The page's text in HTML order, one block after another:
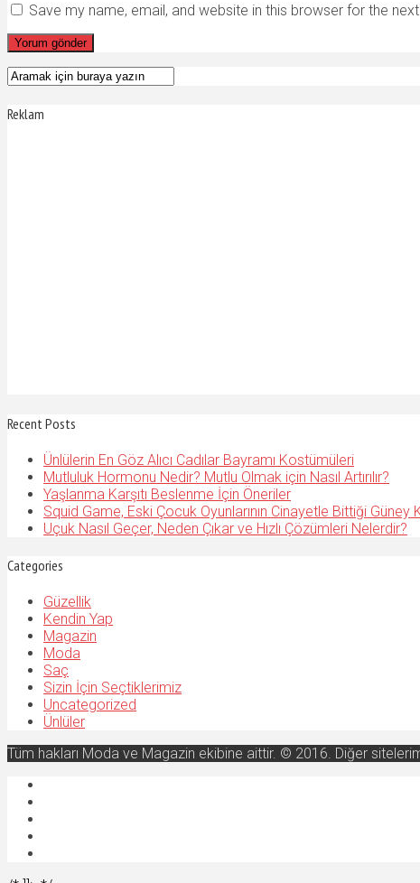
Save my name, email, and website in this browser for the
Reklam
Recent Posts
Ünlülerin En Göz Alıcı Cadılar Bayramı Kostümüleri
Mutluluk Hormonu Nedir? Mutlu Olmak için Nasıl Artırılır?
Yaşlanma Karşıtı Beslenme İçin Öneriler
Squid Game, Eski Çocuk Oyunlarının Cinayetle Bittiği Güney
Uçuk Nasıl Geçer, Neden Çıkar ve Hızlı Çözümleri Nelerdir?
Categories
Güzellik
Kendin Yap
Magazin
Moda
Saç
Sizin İçin Seçtiklerimiz
Uncategorized
Ünlüler
Tüm hakları Moda ve Magazin ekibine aittir. © 2016. Diğer